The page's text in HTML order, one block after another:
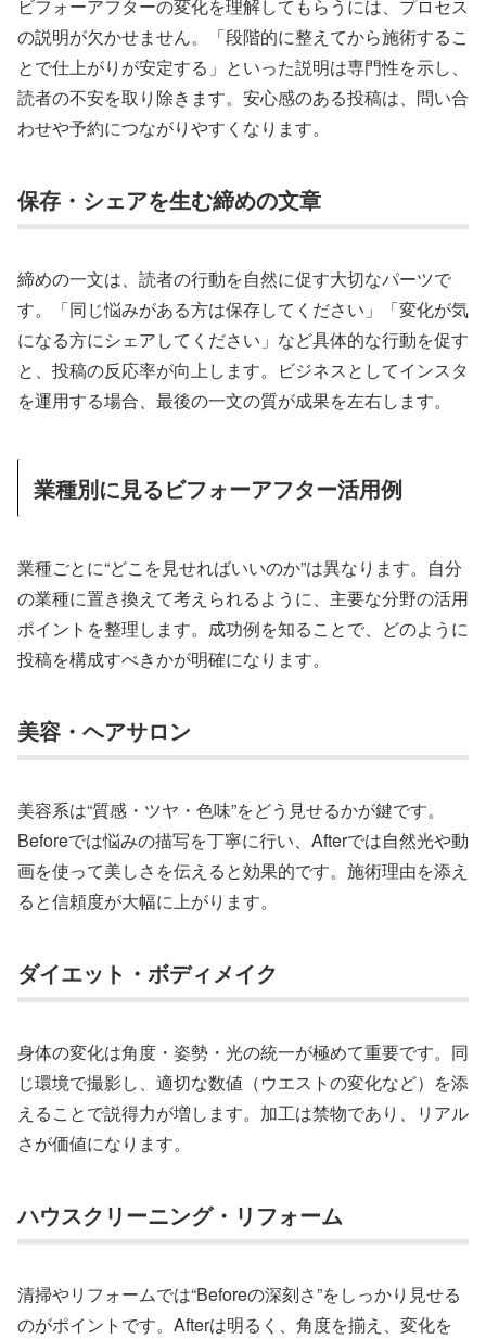
ビフォーアフターの変化を理解してもらうには、プロセス
の説明が欠かせません。「段階的に整えてから施術するこ
とで仕上がりが安定する」といった説明は専門性を示し、
読者の不安を取り除きます。安心感のある投稿は、問い合
わせや予約につながりやすくなります。
保存・シェアを生む締めの文章
締めの一文は、読者の行動を自然に促す大切なパーツで
す。「同じ悩みがある方は保存してください」「変化が気
になる方にシェアしてください」など具体的な行動を促す
と、投稿の反応率が向上します。ビジネスとしてインスタ
を運用する場合、最後の一文の質が成果を左右します。
業種別に見るビフォーアフター活用例
業種ごとに“どこを見せればいいのか”は異なります。自分
の業種に置き換えて考えられるように、主要な分野の活用
ポイントを整理します。成功例を知ることで、どのように
投稿を構成すべきかが明確になります。
美容・ヘアサロン
美容系は“質感・ツヤ・色味”をどう見せるかが鍵です。
Beforeでは悩みの描写を丁寧に行い、Afterでは自然光や動
画を使って美しさを伝えると効果的です。施術理由を添え
ると信頼度が大幅に上がります。
ダイエット・ボディメイク
身体の変化は角度・姿勢・光の統一が極めて重要です。同
じ環境で撮影し、適切な数値（ウエストの変化など）を添
えることで説得力が増します。加工は禁物であり、リアル
さが価値になります。
ハウスクリーニング・リフォーム
清掃やリフォームでは“Beforeの深刻さ”をしっかり見せる
のがポイントです。Afterは明るく、角度を揃え、変化を